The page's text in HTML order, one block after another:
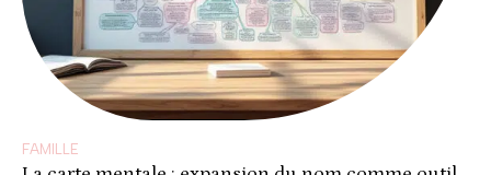
FAMILLE